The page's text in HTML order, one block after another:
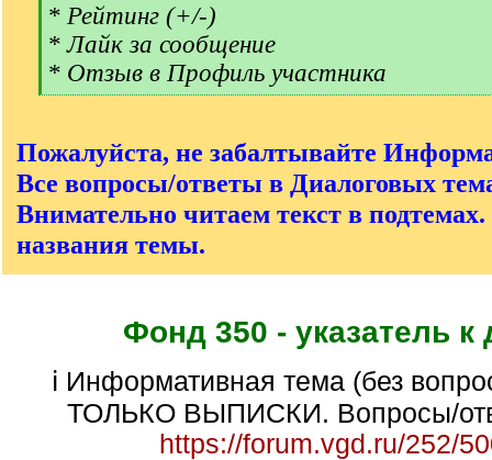
[
]
* Рейтинг (+/-)
* Лайк за сообщение
* Отзыв в Профиль участника
[
]
Пожалуйста, не забалтывайте
Все вопросы/ответы в Диалоговых
Внимательно читаем текст в
названия темы.
Фонд 350 - указатель к
ℹ Информативная тема (без вопросов/ответов).
ТОЛЬКО ВЫПИСКИ. Вопросы/
https://forum.vgd.ru/252/